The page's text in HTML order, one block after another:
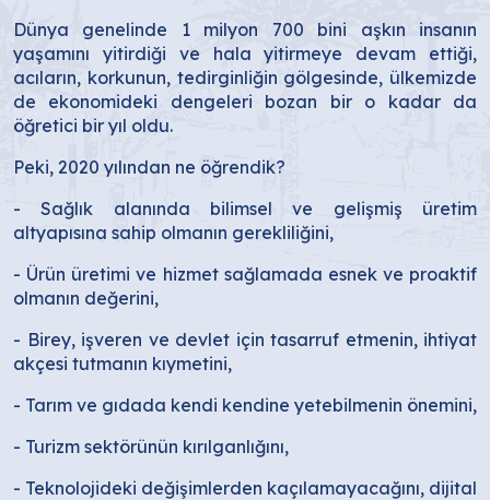
Dünya genelinde 1 milyon 700 bini aşkın insanın
yaşamını yitirdiği ve hala yitirmeye devam ettiği,
acıların, korkunun, tedirginliğin gölgesinde, ülkemizde
de ekonomideki dengeleri bozan bir o kadar da
öğretici bir yıl oldu.
Peki, 2020 yılından ne öğrendik?
- Sağlık alanında bilimsel ve gelişmiş üretim
altyapısına sahip olmanın gerekliliğini,
- Ürün üretimi ve hizmet sağlamada esnek ve proaktif
olmanın değerini,
- Birey, işveren ve devlet için tasarruf etmenin, ihtiyat
akçesi tutmanın kıymetini,
- Tarım ve gıdada kendi kendine yetebilmenin önemini,
- Turizm sektörünün kırılganlığını,
- Teknolojideki değişimlerden kaçılamayacağını, dijital